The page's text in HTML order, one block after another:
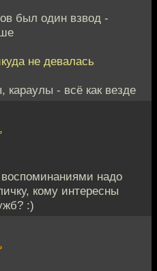
был один взвод -
не девалась
- всё как везде
надо
кому интересны
:)